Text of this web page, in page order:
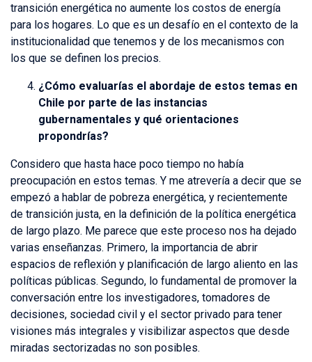
transición energética no aumente los costos de energía
para los hogares. Lo que es un desafío en el contexto de la
institucionalidad que tenemos y de los mecanismos con
los que se definen los precios.
¿Cómo evaluarías el abordaje de estos temas en
Chile por parte de las instancias
gubernamentales y qué orientaciones
propondrías?
Considero que hasta hace poco tiempo no había
preocupación en estos temas. Y me atrevería a decir que se
empezó a hablar de pobreza energética, y recientemente
de transición justa, en la definición de la política energética
de largo plazo. Me parece que este proceso nos ha dejado
varias enseñanzas. Primero, la importancia de abrir
espacios de reflexión y planificación de largo aliento en las
políticas públicas. Segundo, lo fundamental de promover la
conversación entre los investigadores, tomadores de
decisiones, sociedad civil y el sector privado para tener
visiones más integrales y visibilizar aspectos que desde
miradas sectorizadas no son posibles.